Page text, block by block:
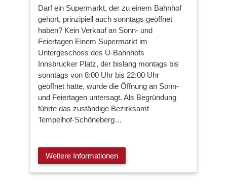
Darf ein Supermarkt, der zu einem Bahnhof
gehört, prinzipiell auch sonntags geöffnet
haben? Kein Verkauf an Sonn- und
Feiertagen Einem Supermarkt im
Untergeschoss des U-Bahnhofs
Innsbrucker Platz, der bislang montags bis
sonntags von 8:00 Uhr bis 22:00 Uhr
geöffnet hatte, wurde die Öffnung an Sonn-
und Feiertagen untersagt. Als Begründung
führte das zuständige Bezirksamt
Tempelhof-Schöneberg…
Weitere Informationen